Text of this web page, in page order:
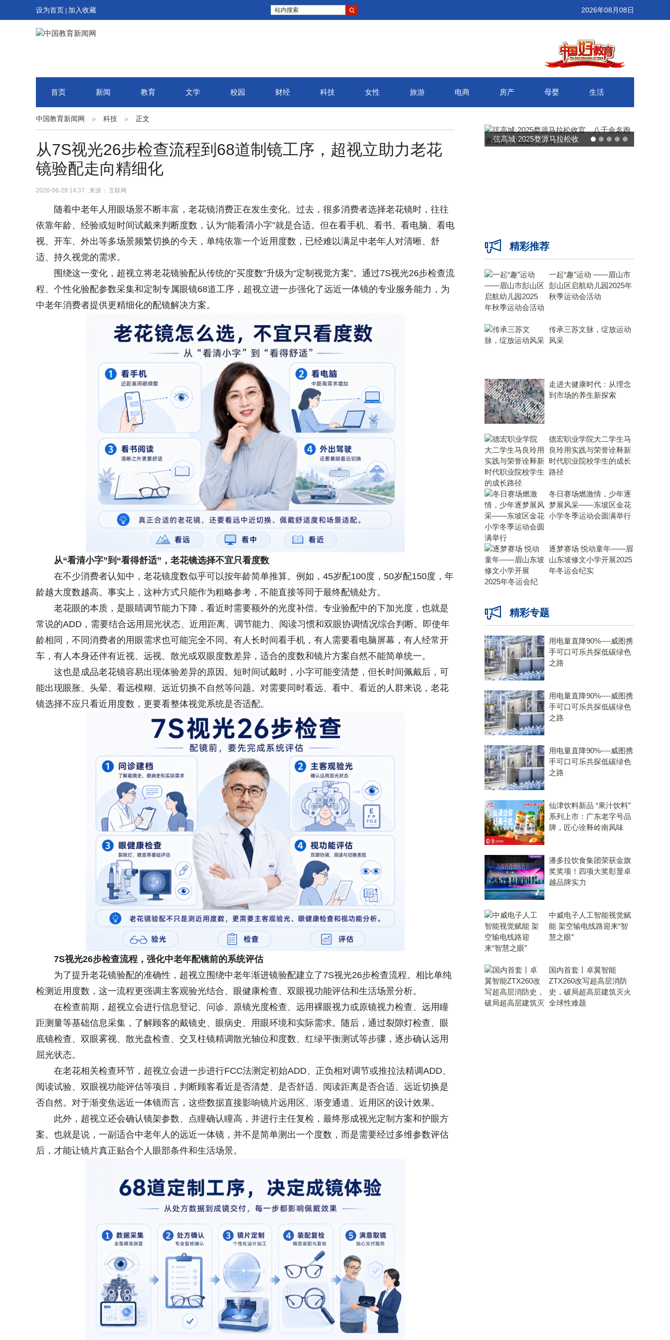
设为首页 加入收藏 站内搜索 2026年08月08日
首页 新闻 教育 文学 校园 财经 科技 女性 旅游 电商 房产 母婴 生活
中国教育新闻网 科技 正文
从7S视光26步检查流程到68道制镜工序，超视立助力老花
镜验配走向精细化
2026-06-29 14:37 来源： 互联网
随着中老年人用眼场景不断丰富，老花镜消费正在发生变化。过去，很多消费者选择老花镜时，往往
依靠年龄、经验或短时间试戴来判断度数，认为“能看清小字”就是合适。但在看手机、看书、看电脑、看电
视、开车、外出等多场景频繁切换的今天，单纯依靠一个近用度数，已经难以满足中老年人对清晰、舒
适、持久视觉的需求。
围绕这一变化，超视立将老花镜验配从传统的“买度数”升级为“定制视觉方案”。通过7S视光26步检查流
程、个性化验配参数采集和定制专属眼镜68道工序，超视立进一步强化了远近一体镜的专业服务能力，为
中老年消费者提供更精细化的配镜解决方案。
从“看清小字”到“看得舒适”，老花镜选择不宜只看度数
在不少消费者认知中，老花镜度数似乎可以按年龄简单推算。例如，45岁配100度，50岁配150度，年
龄越大度数越高。事实上，这种方式只能作为粗略参考，不能直接等同于最终配镜处方。
老花眼的本质，是眼睛调节能力下降，看近时需要额外的光度补偿。专业验配中的下加光度，也就是
常说的ADD，需要结合远用屈光状态、近用距离、调节能力、阅读习惯和双眼协调情况综合判断。即使年
龄相同，不同消费者的用眼需求也可能完全不同。有人长时间看手机，有人需要看电脑屏幕，有人经常开
车，有人本身还伴有近视、远视、散光或双眼度数差异，适合的度数和镜片方案自然不能简单统一。
这也是成品老花镜容易出现体验差异的原因。短时间试戴时，小字可能变清楚，但长时间佩戴后，可
能出现眼胀、头晕、看远模糊、远近切换不自然等问题。对需要同时看远、看中、看近的人群来说，老花
镜选择不应只看近用度数，更要看整体视觉系统是否适配。
7S视光26步检查流程，强化中老年配镜前的系统评估
为了提升老花镜验配的准确性，超视立围绕中老年渐进镜验配建立了7S视光26步检查流程。相比单纯
检测近用度数，这一流程更强调主客观验光结合、眼健康检查、双眼视功能评估和生活场景分析。
在检查前期，超视立会进行信息登记、问诊、原镜光度检查、远用裸眼视力或原镜视力检查、远用瞳
距测量等基础信息采集，了解顾客的戴镜史、眼病史、用眼环境和实际需求。随后，通过裂隙灯检查、眼
底镜检查、双眼雾视、散光盘检查、交叉柱镜精调散光轴位和度数、红绿平衡测试等步骤，逐步确认远用
屈光状态。
在老花相关检查环节，超视立会进一步进行FCC法测定初始ADD、正负相对调节或推拉法精调ADD、
阅读试验、双眼视功能评估等项目，判断顾客看近是否清楚、是否舒适、阅读距离是否合适、远近切换是
否自然。对于渐变焦远近一体镜而言，这些数据直接影响镜片远用区、渐变通道、近用区的设计效果。
此外，超视立还会确认镜架参数、点瞳确认瞳高，并进行主任复检，最终形成视光定制方案和护眼方
案。也就是说，一副适合中老年人的远近一体镜，并不是简单测出一个度数，而是需要经过多维参数评估
后，才能让镜片真正贴合个人眼部条件和生活场景。
武汉百联奥莱年度感恩季 承
精彩推荐
一起“趣”运动 ——眉山市
彭山区启航幼儿园2025年
秋季运动会活动
传承三苏文脉，绽放运动
风采
走进大健康时代：从理念
到市场的养生新探索
德宏职业学院大二学生马
良玲用实践与荣誉诠释新
时代职业院校学生的成长
路径
冬日赛场燃激情，少年逐
梦展风采——东坡区金花
小学冬季运动会圆满举行
逐梦赛场 悦动童年——眉
山东坡修文小学开展2025
年冬运会纪实
精彩专题
用电量直降90%----威图携
手可口可乐共探低碳绿色
之路
用电量直降90%----威图携
手可口可乐共探低碳绿色
之路
用电量直降90%----威图携
手可口可乐共探低碳绿色
之路
仙津饮料新品 “果汁饮料”
系列上市：广东老字号品
牌，匠心诠释岭南风味
潘多拉饮食集团荣获金旗
奖奖项！四项大奖彰显卓
越品牌实力
中威电子人工智能视觉赋
能 架空输电线路迎来“智
慧之眼”
国内首套丨卓翼智能
ZTX260改写超高层消防
史，破局超高层建筑灭火
全球性难题